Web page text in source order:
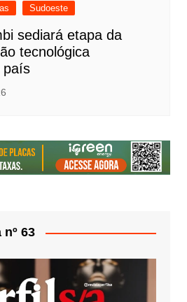
Sudoeste
sediará etapa da
tecnológica
país
63